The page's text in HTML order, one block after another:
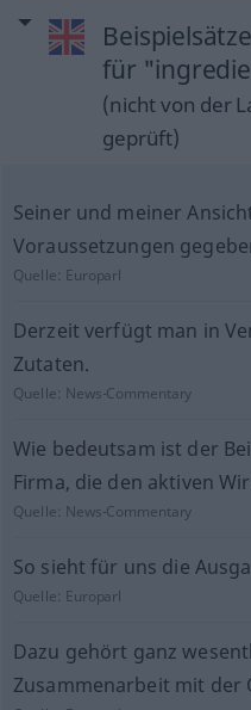
für
(nicht von der
geprüft)
Seiner und meiner
Voraussetzungen
Quelle: Europarl
Derzeit verfügt man in
Zutaten.
Quelle: News-Commentary
Wie bedeutsam ist der
Firma, die den aktiven
Quelle: News-Commentary
So sieht für uns die
Quelle: Europarl
Dazu gehört ganz
Zusammenarbeit mit der